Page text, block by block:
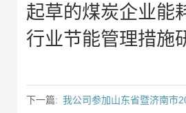
起草的煤炭企业能
行业节能管理措施
下一篇: 我公司参加山东省暨济南市